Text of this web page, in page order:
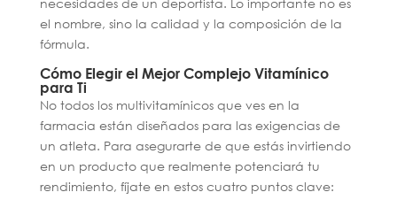
el nombre, sino la calidad y la composición de la
fórmula.
Cómo Elegir el Mejor Complejo Vitamínico
para Ti
No todos los multivitamínicos que ves en la
farmacia están diseñados para las exigencias de
un atleta. Para asegurarte de que estás invirtiendo
en un producto que realmente potenciará tu
rendimiento, fíjate en estos cuatro puntos clave: